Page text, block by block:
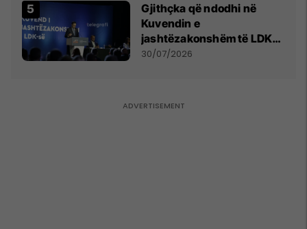
Gjithçka që ndodhi në
Kuvendin e
jashtëzakonshëm të LDK-
së
30/07/2026